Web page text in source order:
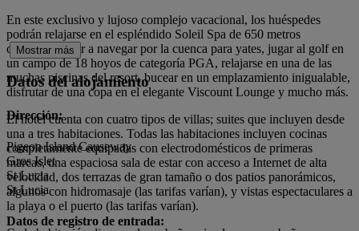
En este exclusivo y lujoso complejo vacacional, los huéspedes
podrán relajarse en el espléndido Soleil Spa de 650 metros
cuadrados, salir a navegar por la cuenca para yates, jugar al golf en
un campo de 18 hoyos de categoría PGA, relajarse en una de las
muchas piscinas del resort, bucear en un emplazamiento inigualable,
disfrutar de una copa en el elegante Viscount Lounge y mucho más.
El hotel cuenta con cuatro tipos de villas; suites que incluyen desde
una a tres habitaciones. Todas las habitaciones incluyen cocinas
completamente equipadas con electrodomésticos de primeras
marcas, una espaciosa sala de estar con acceso a Internet de alta
velocidad, dos terrazas de gran tamaño o dos patios panorámicos,
algunos con hidromasaje (las tarifas varían), y vistas espectaculares a
la playa o el puerto (las tarifas varían).
Mostrar más
Datos del alojamiento
Dirección:
Pigeon Island Causeway
Gros Islet
St Lucia
St Lucia
Datos de registro de entrada: